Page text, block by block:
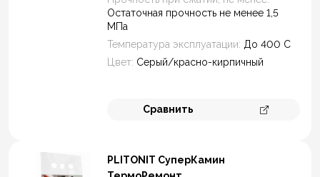
Остаточная прочность не менее 1,5
МПа
Температура эксплуатации: До 400 С
Цвет: Серый/красно-кирпичный
Сравнить
Перейти к
PLITONIT СуперКамин